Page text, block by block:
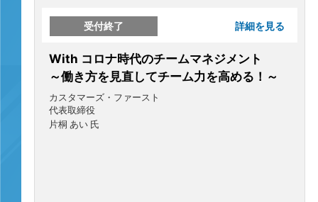
受付終了 詳細を見る
With コロナ時代のチームマネジメント
～働き方を見直してチーム力を高める！～
カスタマーズ・ファースト
代表取締役
片桐 あい 氏